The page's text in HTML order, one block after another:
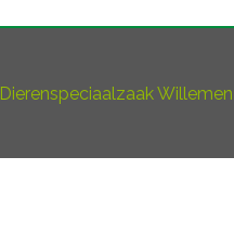
Dierenspeciaalzaak Willemen